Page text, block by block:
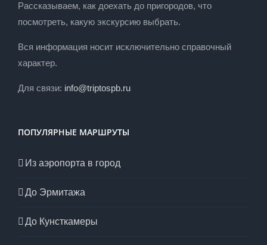
Рассказываем, как доехать до пригородов, что
посмотреть, какую экскурсию выбрать.
Вся информация носит исключительно справочный
характер.
Для связи: info@triptospb.ru
ПОПУЛЯРНЫЕ МАРШРУТЫ
Из аэропорта в город
До Эрмитажа
До Кунсткамеры